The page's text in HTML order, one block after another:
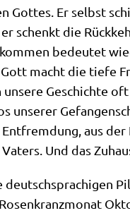
Got­tes. Er selbst
schenkt die
bedeu­tet
macht die tie­fe
unse­re Geschich­te
unse­rer
aus
Und das
deutsch­spra­chi­gen
Rosen­kranz­mo­nat